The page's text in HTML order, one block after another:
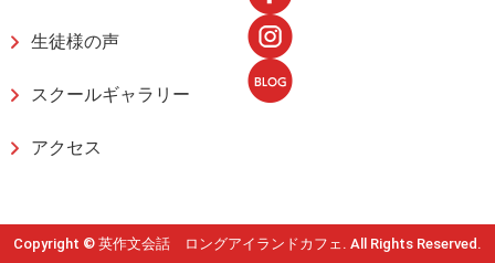
生徒様の声
スクールギャラリー
アクセス
Copyright © 英作文会話 ロングアイランドカフェ. All Rights Reserved.